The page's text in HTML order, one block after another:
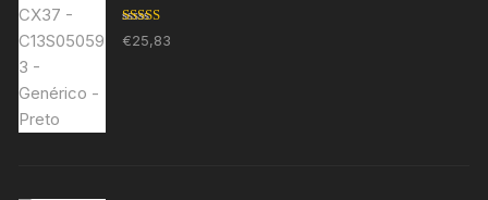
Avaliação
5.00de 5
€25,83